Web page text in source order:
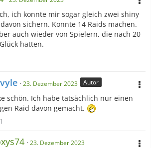
ich konnte mir sogar gleich zwei shiny
sichern. Konnte 14 Raids machen.
auch wieder von Spielern, die nach 20
hatten.
23. Dezember 2023 Autor
schön. Ich habe tatsächlich nur einen
Raid davon gemacht.
1
23. Dezember 2023